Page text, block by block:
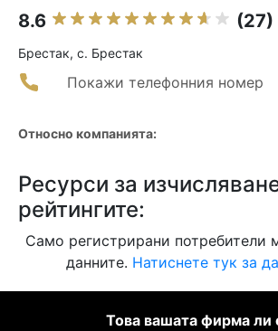
8.6 (27)
Брестак, с. Брестак
Покажи телефонния номер
Относно компанията:
Ресурси за
рейтингите:
Само регистрирани потребители
данните. Натиснете тук за
Това вашата фирма ли